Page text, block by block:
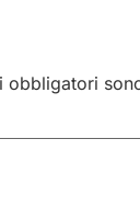
obbligatori